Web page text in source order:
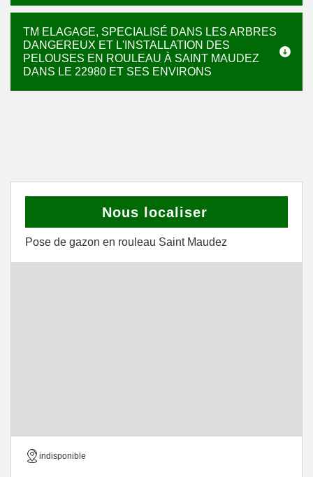
TM ELAGAGE, SPECIALISÉ DANS LES ARBRES
DANGEREUX ET L'INSTALLATION DES
PELOUSES EN ROULEAU À SAINT MAUDEZ
DANS LE 22980 ET SES ENVIRONS
Nous localiser
Pose de gazon en rouleau Saint Maudez
indisponible